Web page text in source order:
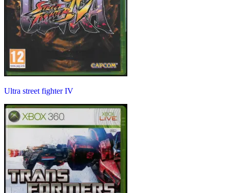
Ultra street fighter IV